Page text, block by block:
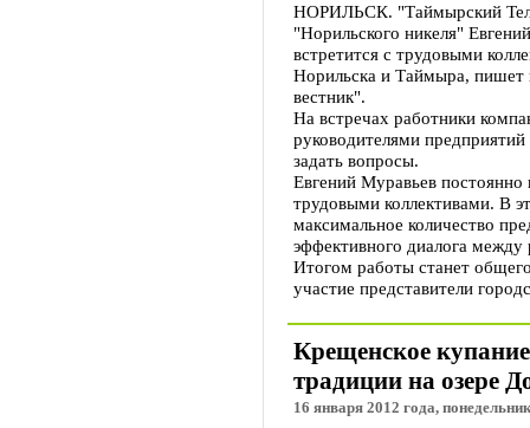
НОРИЛЬСК. "Таймырский
"Норильского никеля"
встретится с трудовыми
Норильска и Таймыра, пишет
вестник".
На встречах работники
руководителями
задать вопросы.
Евгений Муравьев
трудовыми коллективами. В
максимальное количество
эффективного диалога
Итогом работы станет
участие представители
Крещенское
традиции на озере
16 января 2012 года,